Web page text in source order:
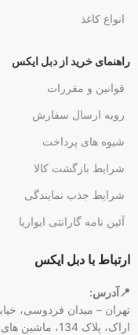
انواع کاغذ
راهنمای خرید از دبل ایکس
قوانین و مقررات
رویه ارسال سفارش
شیوه های پرداخت
شرایط بازگشت کالا
شرایط جذب نمایندگی
آئین نامه گارانتی ایواریا
ارتباط با دبل ایکس
📍آدرس:
تهران – میدان فردوسی،
اراک، پلاک 134، ماشین های اداری پرسپولیس